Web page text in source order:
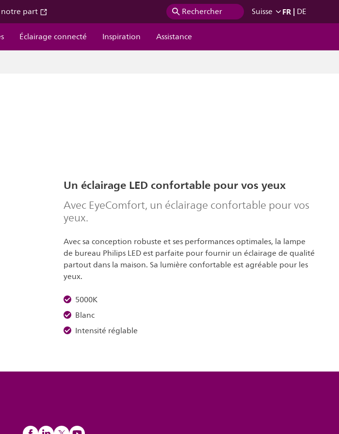
notre part Rechercher Suisse FR| DE
Éclairage connecté Inspiration Assistance
Un éclairage LED confortable pour vos yeux
Avec EyeComfort, un éclairage confortable pour vos
yeux.
Avec sa conception robuste et ses performances optimales, la lampe
de bureau Philips LED est parfaite pour fournir un éclairage de qualité
partout dans la maison. Sa lumière confortable est agréable pour les
yeux.
5000K
Blanc
Intensité réglable